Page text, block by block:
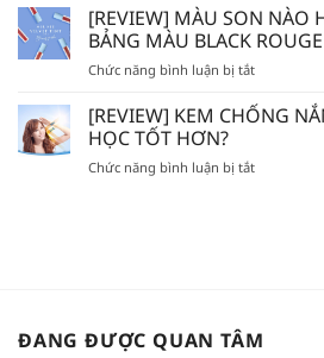
SẼ
BỊ
DA?
LA
ROCHE
POSAY
–
NÊN
XỊT
SON
ĐỔ
MỒ
HÔI
SON
FAKE?
[REVIEW] MÀU SON NÀO
BẢNG MÀU BLACK
Chức năng bình luận bị tắtở
MÀU
SON
HOT
6?
[REVIEW] KEM CHỐNG
HỌC TỐT HƠN?
Chức năng bình luận bị tắtở
HỌC
ĐANG ĐƯỢC QUAN TÂM